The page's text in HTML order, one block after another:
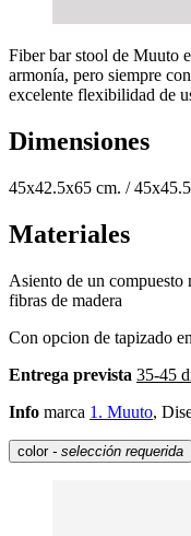
Fiber bar stool de Muuto
armonía, pero siempre
excelente flexibilidad de
Dimensiones
45x42.5x65 cm. /
Materiales
Asiento de un compuesto
fibras de madera
Con opcion de tapizado
Entrega prevista 35-45
Info marca 1. Muuto,
color - selección requerida